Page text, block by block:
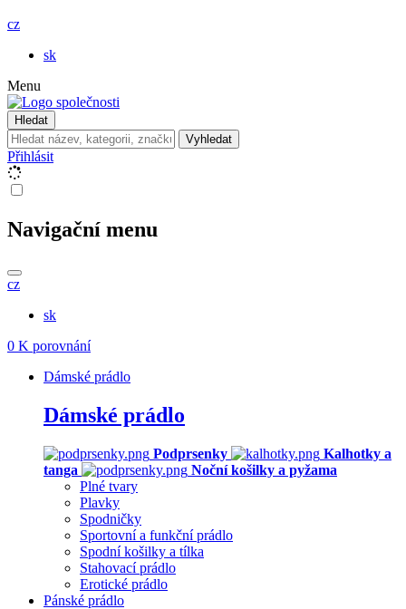
cz
sk
Menu
Hledat
Vyhledat
Přihlásit
Navigační menu
cz
sk
0 K porovnání
Dámské prádlo
Dámské prádlo
Podprsenky
Kalhotky a
tanga
Noční košilky a pyžama
Plné tvary
Plavky
Spodničky
Sportovní a funkční prádlo
Spodní košilky a tílka
Stahovací prádlo
Erotické prádlo
Pánské prádlo